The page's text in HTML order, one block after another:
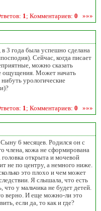
1; Комментариев: 0 »»»
3 года была успешно сделана
Сейчас, когда писает
можно сказать
ощущения. Может начать
нибуть урологические
1; Комментариев: 0 »»»
6 месяцев. Родился он с
члена, кожа не сформирована
головка открыта и мочевой
не по центру, а немного ниже.
это плохо и чем может
Я слышала, что есть
что у мальчика не будет детей.
верно. И еще можно-ли это
если да, то как и где?